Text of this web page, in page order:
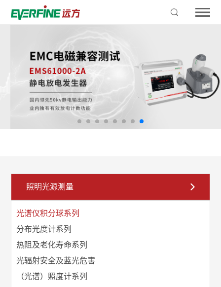
照明光源测量
光谱仪积分球系列
分布光度计系列
热阻及老化寿命系列
光辐射安全及蓝光危害
（光谱）照度计系列